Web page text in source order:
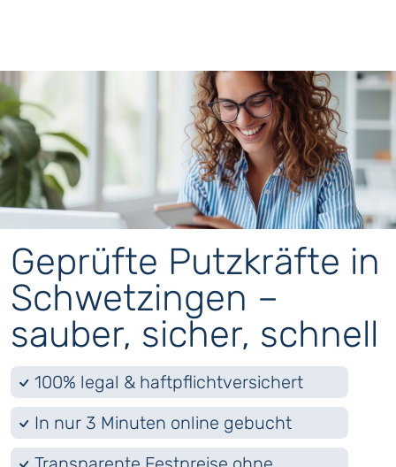
Geprüfte Putzkräfte in
Schwetzingen –
sauber, sicher, schnell
100% legal & haftpflichtversichert
In nur 3 Minuten online gebucht